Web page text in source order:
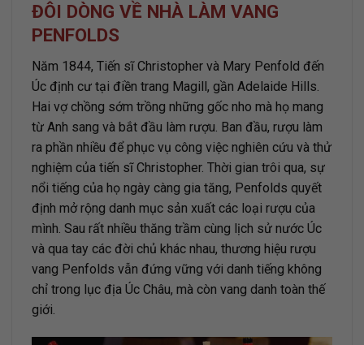
ĐÔI DÒNG VỀ NHÀ LÀM VANG
PENFOLDS
Năm 1844, Tiến sĩ Christopher và Mary Penfold đến
Úc định cư tại điền trang Magill, gần Adelaide Hills.
Hai vợ chồng sớm trồng những gốc nho mà họ mang
từ Anh sang và bắt đầu làm rượu. Ban đầu, rượu làm
ra phần nhiều để phục vụ công việc nghiên cứu và thử
nghiệm của tiến sĩ Christopher. Thời gian trôi qua, sự
nổi tiếng của họ ngày càng gia tăng, Penfolds quyết
định mở rộng danh mục sản xuất các loại rượu của
mình. Sau rất nhiều thăng trầm cùng lịch sử nước Úc
và qua tay các đời chủ khác nhau, thương hiệu rượu
vang Penfolds vẫn đứng vững với danh tiếng không
chỉ trong lục địa Úc Châu, mà còn vang danh toàn thế
giới.